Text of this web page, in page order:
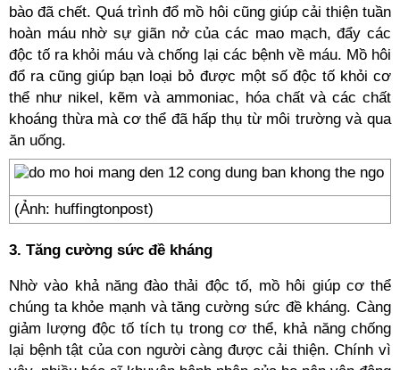
bào đã chết. Quá trình đổ mồ hôi cũng giúp cải thiện tuần
hoàn máu nhờ sự giãn nở của các mao mạch, đẩy các
độc tố ra khỏi máu và chống lại các bệnh về máu. Mồ hôi
đổ ra cũng giúp bạn loại bỏ được một số độc tố khỏi cơ
thể như nikel, kẽm và ammoniac, hóa chất và các chất
khoáng thừa mà cơ thể đã hấp thụ từ môi trường và qua
ăn uống.
(Ảnh: huffingtonpost)
3. Tăng cường sức đề kháng
Nhờ vào khả năng đào thải độc tố, mồ hôi giúp cơ thể
chúng ta khỏe mạnh và tăng cường sức đề kháng. Càng
giảm lượng độc tố tích tụ trong cơ thể, khả năng chống
lại bệnh tật của con người càng được cải thiện. Chính vì